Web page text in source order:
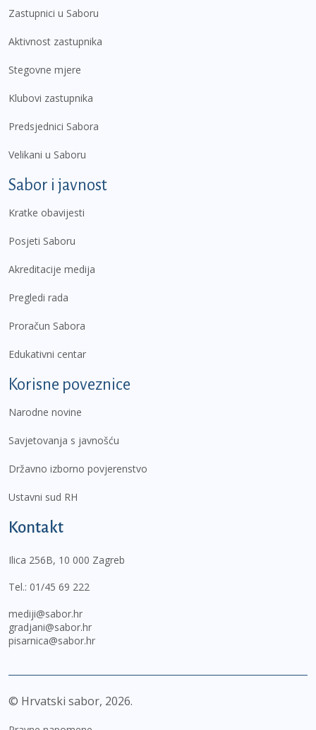
Zastupnici u Saboru
Aktivnost zastupnika
Stegovne mjere
Klubovi zastupnika
Predsjednici Sabora
Velikani u Saboru
Sabor i javnost
Kratke obavijesti
Posjeti Saboru
Akreditacije medija
Pregledi rada
Proračun Sabora
Edukativni centar
Korisne poveznice
Narodne novine
Savjetovanja s javnošću
Državno izborno povjerenstvo
Ustavni sud RH
Kontakt
Ilica 256B, 10 000 Zagreb
Tel.: 01/45 69 222
mediji@sabor.hr
gradjani@sabor.hr
pisarnica@sabor.hr
© Hrvatski sabor, 2026